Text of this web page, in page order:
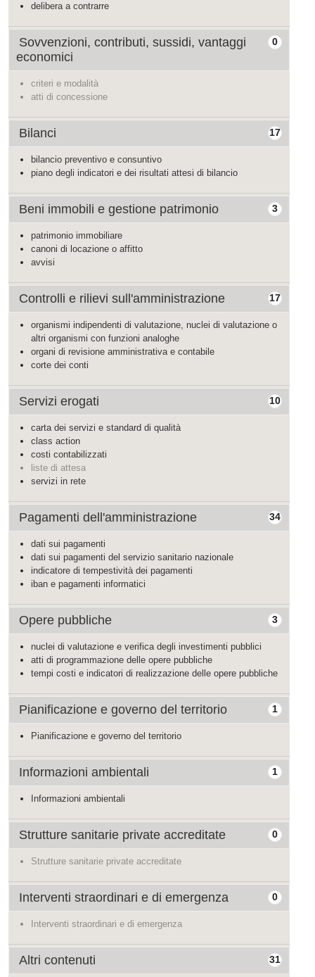
delibera a contrarre
0
Sovvenzioni, contributi, sussidi, vantaggi
economici
criteri e modalità
atti di concessione
17
Bilanci
bilancio preventivo e consuntivo
piano degli indicatori e dei risultati attesi di bilancio
3
Beni immobili e gestione patrimonio
patrimonio immobiliare
canoni di locazione o affitto
avvisi
17
Controlli e rilievi sull'amministrazione
organismi indipendenti di valutazione, nuclei di valutazione o
altri organismi con funzioni analoghe
organi di revisione amministrativa e contabile
corte dei conti
10
Servizi erogati
carta dei servizi e standard di qualità
class action
costi contabilizzati
liste di attesa
servizi in rete
34
Pagamenti dell'amministrazione
dati sui pagamenti
dati sui pagamenti del servizio sanitario nazionale
indicatore di tempestività dei pagamenti
iban e pagamenti informatici
3
Opere pubbliche
nuclei di valutazione e verifica degli investimenti pubblici
atti di programmazione delle opere pubbliche
tempi costi e indicatori di realizzazione delle opere pubbliche
1
Pianificazione e governo del territorio
Pianificazione e governo del territorio
1
Informazioni ambientali
Informazioni ambientali
0
Strutture sanitarie private accreditate
Strutture sanitarie private accreditate
0
Interventi straordinari e di emergenza
Interventi straordinari e di emergenza
31
Altri contenuti